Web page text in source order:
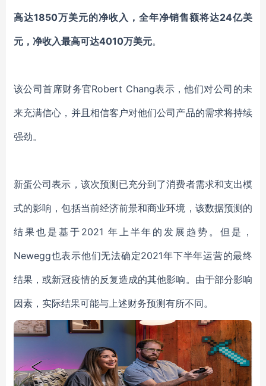
高达1850万美元的净收入 ， 全年净销售额将达24亿美
元，净收入最高可达4010万美元。
该公司首席财务官Robert Chang表示，他们对公司的未
来充满信心，并且相信客户对他们公司产品的需求将持续
强劲。
新蛋公司表示，该次预测已充分到了消费者需求和支出模
式的影响，包括当前经济前景和商业环境， 该数据预测的
结果也是基于 2021 年上半年 的发展趋势 。但是，
Newegg也表示他们无法确定2021年下半年运营的最终
结果，或新冠疫情的反复造成的其他影响。由于部分影响
因素， 实际结果可能与上述财务预测有所不同。